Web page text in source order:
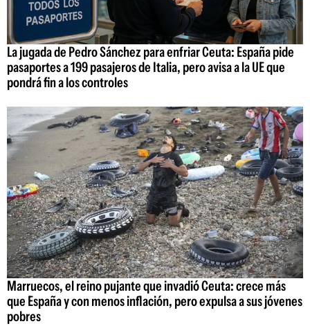
La jugada de Pedro Sánchez para enfriar Ceuta: España pide
pasaportes a 199 pasajeros de Italia, pero avisa a la UE que
pondrá fin a los controles
Marruecos, el reino pujante que invadió Ceuta: crece más
que España y con menos inflación, pero expulsa a sus jóvenes
pobres